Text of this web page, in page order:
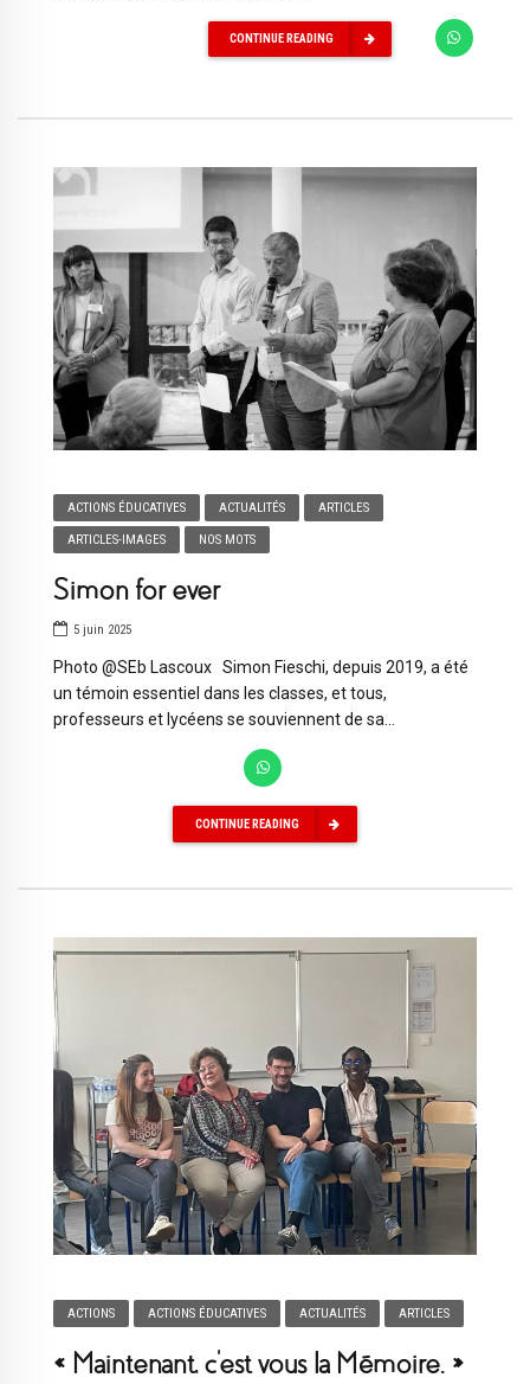
CONTINUE READING
ACTIONS ÉDUCATIVES ACTUALITÉS ARTICLES
ARTICLES-IMAGES NOS MOTS
Simon for ever
5 juin 2025
Photo @SEb Lascoux Simon Fieschi, depuis 2019, a été
un témoin essentiel dans les classes, et tous,
professeurs et lycéens se souviennent de sa...
CONTINUE READING
ACTIONS ACTIONS ÉDUCATIVES ACTUALITÉS ARTICLES
« Maintenant, c’est vous la Mémoire. »